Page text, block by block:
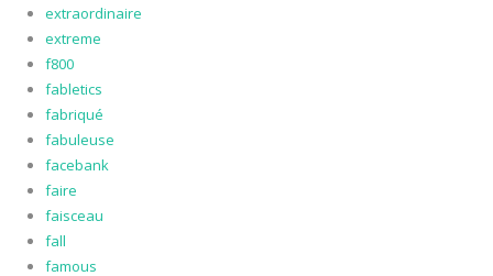
extraordinaire
extreme
f800
fabletics
fabriqué
fabuleuse
facebank
faire
faisceau
fall
famous